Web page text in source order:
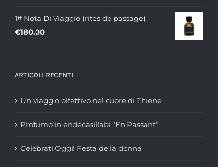
1# Nota Di Viaggio (rites de passage)
€180.00
ARTICOLI RECENTI
Un viaggio olfattivo nel cuore di Thiene
Profumo in endecasillabi “En Passant”
Celebrati Oggi! Festa della donna